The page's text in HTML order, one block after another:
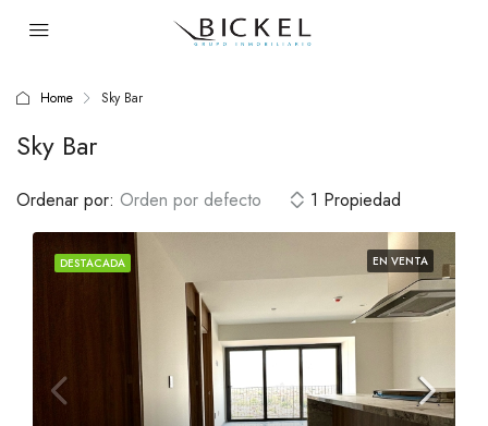
Home Sky Bar
Sky Bar
1 Propiedad
Ordenar por: Orden por defecto
DESTACADA EN VENTA